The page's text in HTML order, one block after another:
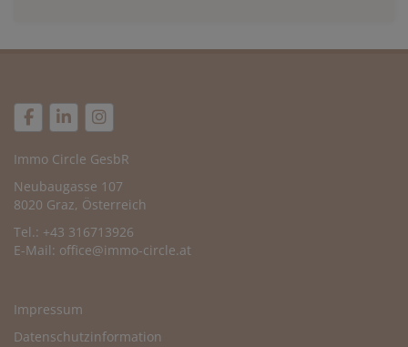
Immo Circle GesbR
Neubaugasse 107
8020 Graz, Österreich
Tel.: +43 316713926
E-Mail: office@immo-circle.at
Impressum
Datenschutzinformation